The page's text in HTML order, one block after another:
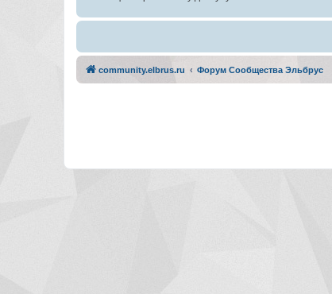
community.elbrus.ru Форум Сообщества Эльбрус